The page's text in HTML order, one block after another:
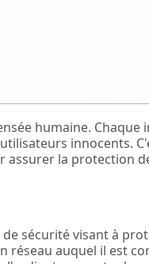
humaine. Chaque
innocents.
assurer la protection
sécurité visant à
auquel il est